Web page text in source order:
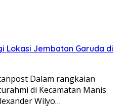
Lokasi Jembatan Garuda di
Dalam rangkaian
di Kecamatan Manis
Wilyo…